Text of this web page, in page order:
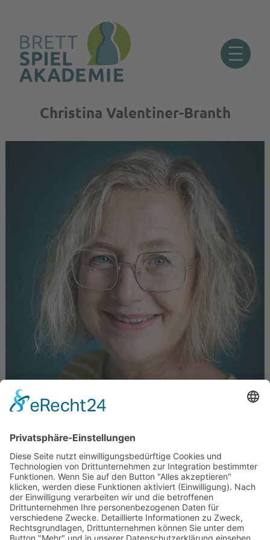
springen
Christina Valentiner-Branth
Christina Valentiner-Branth
Juni 27, 2024